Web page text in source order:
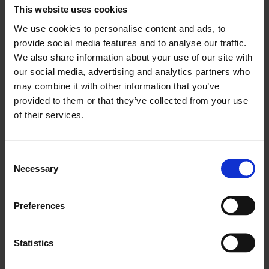
This website uses cookies
We use cookies to personalise content and ads, to
provide social media features and to analyse our traffic.
We also share information about your use of our site with
our social media, advertising and analytics partners who
may combine it with other information that you’ve
provided to them or that they’ve collected from your use
of their services.
Selection
Necessary
Preferences
Statistics
Softvér optimalizuje trasy a plánuje trasy, ale
do ulice, do ktorej nemajú vchádzať, alebo aby sa
neocitli v slepej uličke, ktorá ešte pred niekoľkými
mesiacmi slúžila ako cesta.
Viete si predstaviť tú frustráciu, keď dostanete pokutu
za vjazd do protismerného pruhu len preto, že ste o
Žijeme v ére dátovej analýzy a tento prípad použitia sa
použitia – rozhodnutia sa prijímajú na základe údajov.